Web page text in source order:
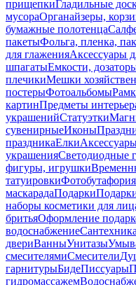
прищепкиГладильные
мусораОрганайзеры,
бумажные полотенца
пакетыФольга, пленка,
для глаженияАксессуары
шпагатыЕмкости,
плечикиМешки
постерыФотоальбомы
картинПредметы
украшенийСтатуэтки
сувенирныеИконы
праздникаЕлки
украшенияСветодиодные
фигуры, игрушки
татуировкиФотобутафория
маскарадаПодарки
наборы косметики для
бритьяОформление
водоснабжениеСантехника
двериВанныУнитазы
смесителямиСмесители
гарнитурыБидеПиссуары
гидромассажем